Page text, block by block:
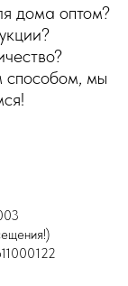
дома оптом?
способом, мы